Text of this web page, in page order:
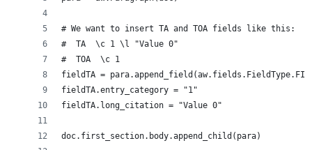
# We want to insert TA and TOA fields like this:
#  TA  \c 1 \l "Value 0"
#  TOA  \c 1
fieldTA =
fieldTA.entry_category = "1"
fieldTA.long_citation = "Value 0"
doc.first_section.body.append_child(para)